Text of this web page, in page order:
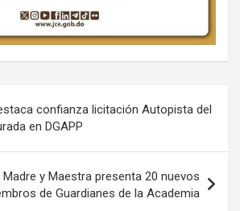
confianza licitación Autopista del
en DGAPP
Madre y Maestra presenta 20 nuevos
de Guardianes de la Academia